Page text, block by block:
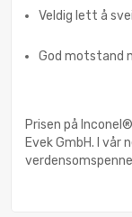
Veldig lett å
God motstand
Prisen på
Evek GmbH. I